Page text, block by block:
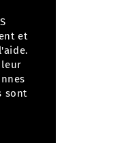
et
sont